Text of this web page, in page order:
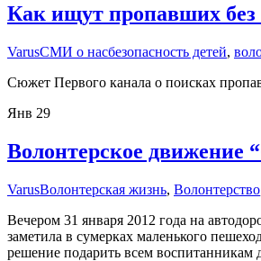
Как ищут пропавших без
VarusСМИ о насбезопасность детей,
Сюжет Первого канала о поисках
Янв 29
Волонтерское движение
VarusВолонтерская жизнь, Волонтерство
Вечером 31 января 2012 года на
заметила в сумерках маленького
решение подарить всем воспитанникам